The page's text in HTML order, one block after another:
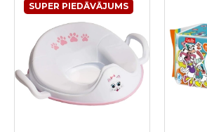
SUPER PIEDĀVĀJUMS